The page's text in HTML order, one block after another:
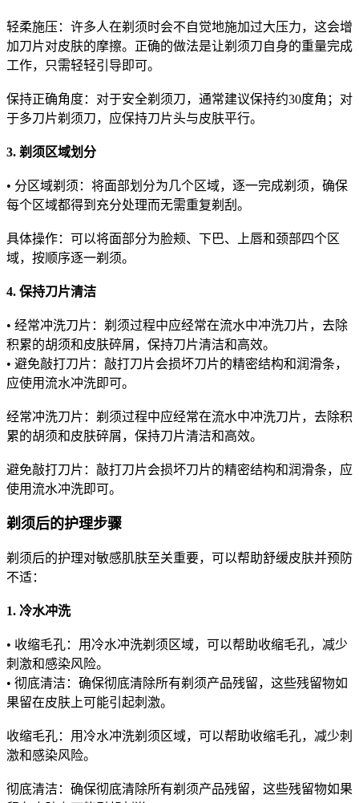
轻柔施压：许多人在剃须时会不自觉地施加过大压力，这会增
加刀片对皮肤的摩擦。正确的做法是让剃须刀自身的重量完成
工作，只需轻轻引导即可。
保持正确角度：对于安全剃须刀，通常建议保持约30度角；对
于多刀片剃须刀，应保持刀片头与皮肤平行。
3. 剃须区域划分
• 分区域剃须：将面部划分为几个区域，逐一完成剃须，确保
每个区域都得到充分处理而无需重复剃刮。
具体操作：可以将面部分为脸颊、下巴、上唇和颈部四个区
域，按顺序逐一剃须。
4. 保持刀片清洁
• 经常冲洗刀片：剃须过程中应经常在流水中冲洗刀片，去除
积累的胡须和皮肤碎屑，保持刀片清洁和高效。
• 避免敲打刀片：敲打刀片会损坏刀片的精密结构和润滑条，
应使用流水冲洗即可。
经常冲洗刀片：剃须过程中应经常在流水中冲洗刀片，去除积
累的胡须和皮肤碎屑，保持刀片清洁和高效。
避免敲打刀片：敲打刀片会损坏刀片的精密结构和润滑条，应
使用流水冲洗即可。
剃须后的护理步骤
剃须后的护理对敏感肌肤至关重要，可以帮助舒缓皮肤并预防
不适：
1. 冷水冲洗
• 收缩毛孔：用冷水冲洗剃须区域，可以帮助收缩毛孔，减少
刺激和感染风险。
• 彻底清洁：确保彻底清除所有剃须产品残留，这些残留物如
果留在皮肤上可能引起刺激。
收缩毛孔：用冷水冲洗剃须区域，可以帮助收缩毛孔，减少刺
激和感染风险。
彻底清洁：确保彻底清除所有剃须产品残留，这些残留物如果